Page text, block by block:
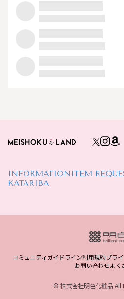
INFORMATION ITEM
KATARIBA
コミュニティガイドライン利用規約プラ
お問い合わせよく
© 株式会社明色化粧品 All